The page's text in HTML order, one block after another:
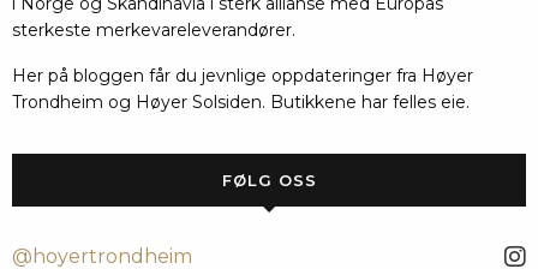
sterkeste merkevareleverandører.
Her på bloggen får du jevnlige oppdateringer fra Høyer
Trondheim og Høyer Solsiden. Butikkene har felles eie.
FØLG OSS
@hoyertrondheim